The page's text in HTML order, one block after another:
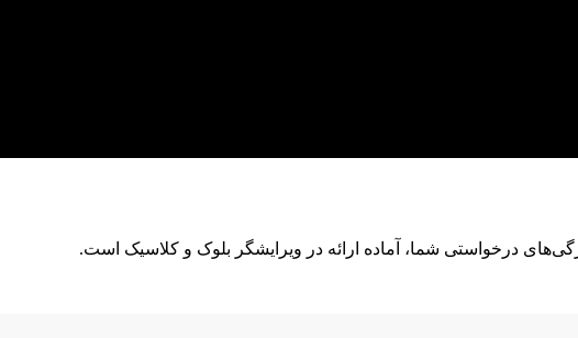
درخواستی شما، آماده ارائه در ویرایشگر بلوک و کلاسیک است.